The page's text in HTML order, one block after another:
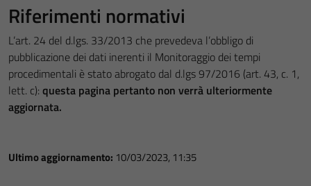
Riferimenti normativi
L’art. 24 del d.lgs. 33/2013 che prevedeva l’obbligo di
pubblicazione dei dati inerenti il Monitoraggio dei tempi
procedimentali è stato abrogato dal d.lgs 97/2016 (art. 43, c. 1,
lett. c): questa pagina pertanto non verrà ulteriormente
aggiornata.
Ultimo aggiornamento: 10/03/2023, 11:35